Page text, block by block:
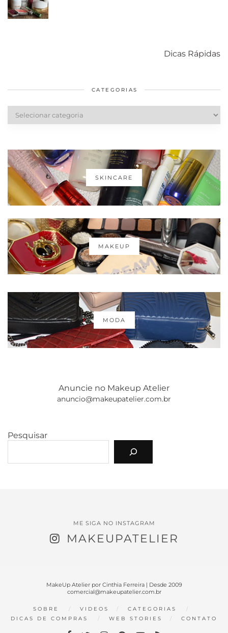
Dicas Rápidas
diários
cabelos
CATEGORIAS
Categorias
SKINCARE
MAKEUP
MODA
Anuncie no Makeup Atelier
anuncio@makeupatelier.com.br
Pesquisar
ME SIGA NO INSTAGRAM
MAKEUPATELIER
MakeUp Atelier por Cinthia Ferreira | Desde 2009
comercial@makeupatelier.com.br
SOBRE VIDEOS
CATEGORIAS
DICAS DE COMPRAS
WEB STORIES CONTATO